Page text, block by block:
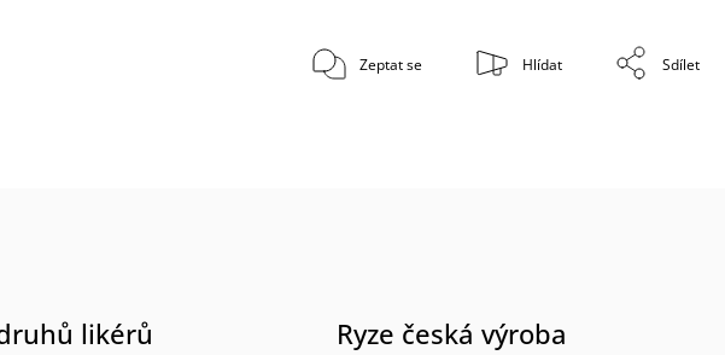
Zeptat se Hlídat Sdílet
likérů Ryze česká výroba